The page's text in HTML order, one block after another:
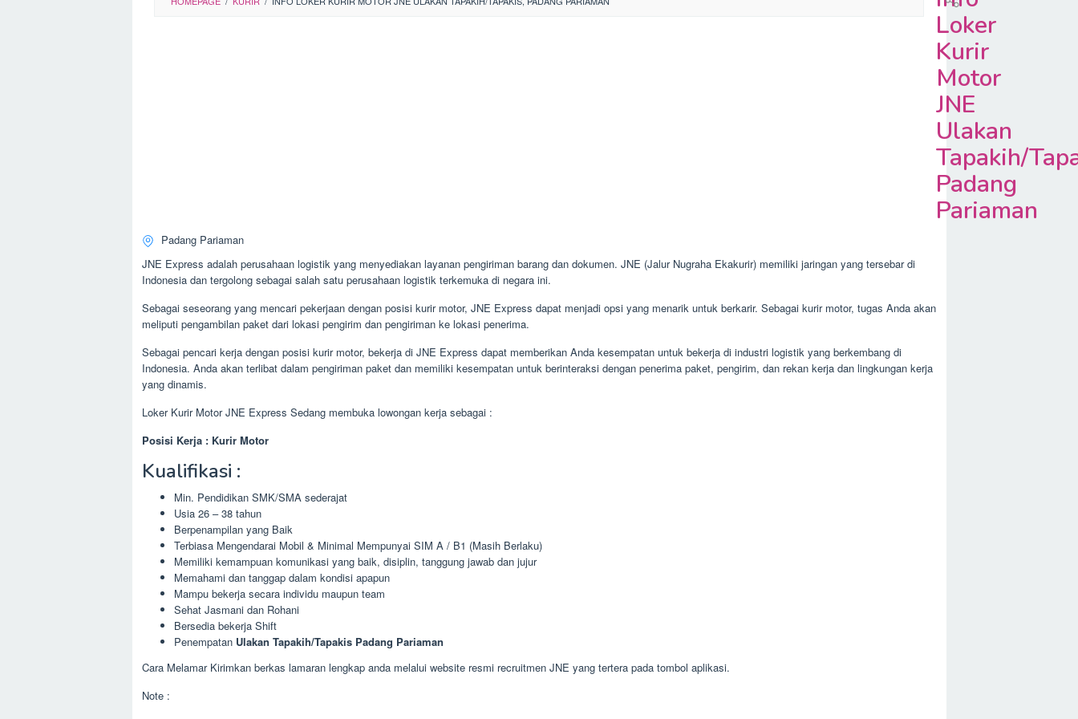
Loker
Kurir
Motor
JNE
Ulakan
Tapakih/
Padang
Pariaman
Padang Pariaman
JNE Express adalah perusahaan logistik yang menyediakan layanan pengiriman barang dan dokumen. JNE (Jalur Nugraha Ekakurir) memiliki jaringan yang tersebar di
Indonesia dan tergolong sebagai salah satu perusahaan logistik terkemuka di negara ini.
Sebagai seseorang yang mencari pekerjaan dengan posisi kurir motor, JNE Express dapat menjadi opsi yang menarik untuk berkarir. Sebagai kurir motor, tugas Anda akan
meliputi pengambilan paket dari lokasi pengirim dan pengiriman ke lokasi penerima.
Sebagai pencari kerja dengan posisi kurir motor, bekerja di JNE Express dapat memberikan Anda kesempatan untuk bekerja di industri logistik yang berkembang di
Indonesia. Anda akan terlibat dalam pengiriman paket dan memiliki kesempatan untuk berinteraksi dengan penerima paket, pengirim, dan rekan kerja dan lingkungan kerja
yang dinamis.
Loker Kurir Motor JNE Express Sedang membuka lowongan kerja sebagai :
Posisi Kerja : Kurir Motor
Kualifikasi :
Min. Pendidikan SMK/SMA sederajat
Usia 26 – 38 tahun
Berpenampilan yang Baik
Terbiasa Mengendarai Mobil & Minimal Mempunyai SIM A / B1 (Masih Berlaku)
Memiliki kemampuan komunikasi yang baik, disiplin, tanggung jawab dan jujur
Memahami dan tanggap dalam kondisi apapun
Mampu bekerja secara individu maupun team
Sehat Jasmani dan Rohani
Bersedia bekerja Shift
Penempatan Ulakan Tapakih/Tapakis Padang Pariaman
Cara Melamar Kirimkan berkas lamaran lengkap anda melalui website resmi recruitmen JNE yang tertera pada tombol aplikasi.
Note :